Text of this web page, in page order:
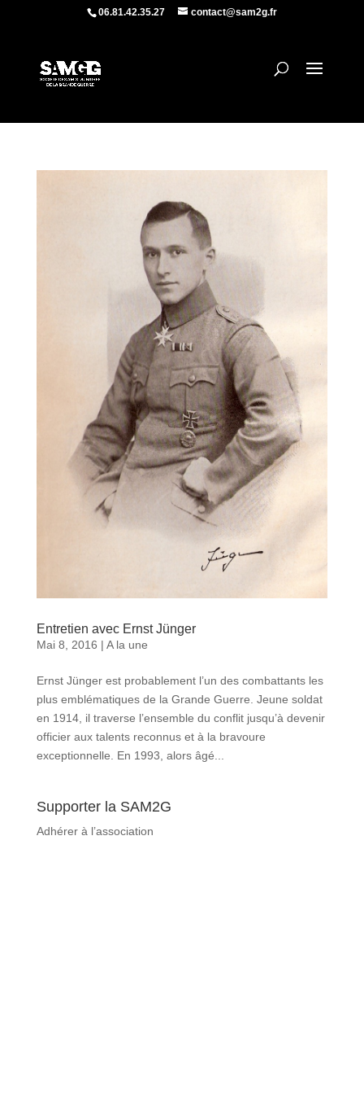
06.81.42.35.27 contact@sam2g.fr
Entretien avec Ernst Jünger
Mai 8, 2016 | A la une
Ernst Jünger est probablement l’un des combattants les
plus emblématiques de la Grande Guerre. Jeune soldat
en 1914, il traverse l’ensemble du conflit jusqu’à devenir
officier aux talents reconnus et à la bravoure
exceptionnelle. En 1993, alors âgé...
Supporter la SAM2G
Adhérer à l’association